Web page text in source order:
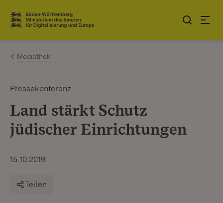
Zum Inhalt springen
Link zur Startseite
Mediathek
Pressekonferenz
Land stärkt Schutz
jüdischer Einrichtungen
15.10.2019
Teilen